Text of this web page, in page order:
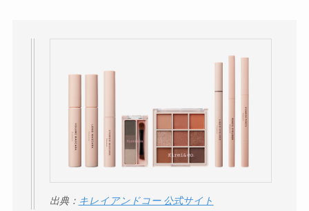
THE STEM CELL フ
理由は？3つの理由と
口コミ・評判を紹
介！
想夫恋はなぜ高い？
人気の理由と安く買
える方法も解説！
出典： キレイアンドコー 公式サイト